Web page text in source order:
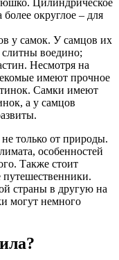
Цилиндрическое
округлое – для
у самок. У самцов их
слитны воедино;
Несмотря на
имеют прочное
Самки имеют
а у самцов
только от природы.
особенностей
Также стоит
страны в другую на
могут немного